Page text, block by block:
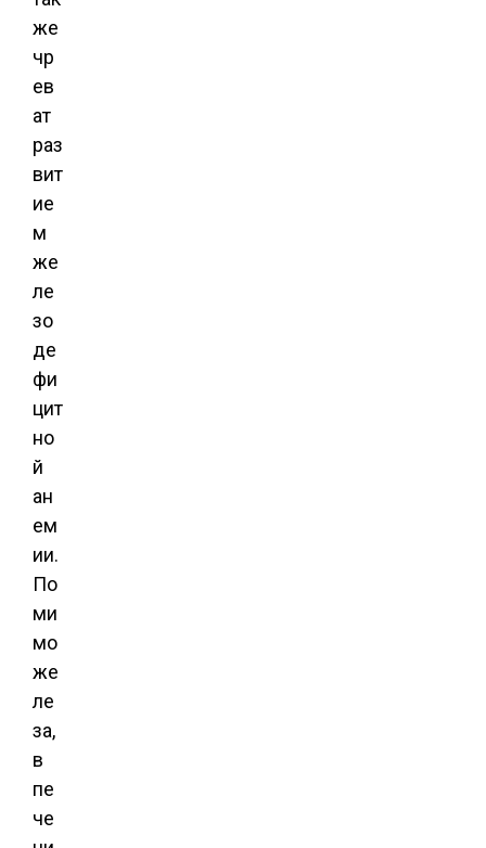
же
чр
ев
ат
раз
вит
ие
м
же
ле
зо
де
фи
цит
но
й
ан
ем
ии.
По
ми
мо
же
ле
за,
в
пе
че